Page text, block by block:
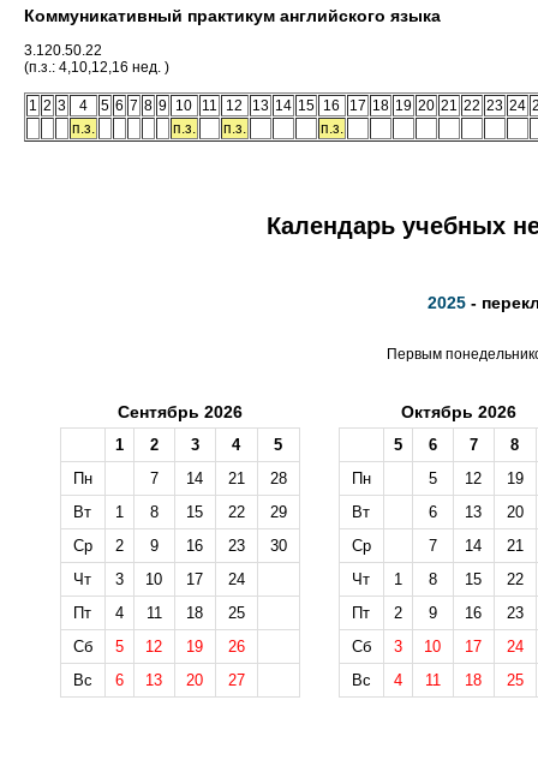
Коммуникативный практикум английского языка
3.120.50.22
(п.з.: 4,10,12,16 нед. )
1 2 3 4 5 6 7 8 9 10 11 12 13 14 15 16 17 18 19 20 21 22 23 24
п.з.
п.з. п.з. п.з.
Календарь учебных
2025 -
Первым
Сентябрь 2026
1 2 3 4
5
Пн
7 14 21
28
Вт
1 8 15 22
29
Ср
2 9 16 23
30
Чт
3 10 17
24
Пт
4 11 18
25
Сб
5 12 19
26
Вс
6 13 20 27
Октябрь 2026
5 6 7
8
Пн
5 12
19
Вт
6 13
20
Ср
7 14
21
Чт
1 8 15
22
Пт
2 9 16
23
Сб
3 10 17
24
Вс
4 11 18 25